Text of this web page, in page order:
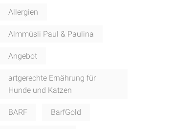
Allergien
Almmüsli Paul & Paulina
Angebot
artgerechte Ernährung für
Hunde und Katzen
BARF BarfGold